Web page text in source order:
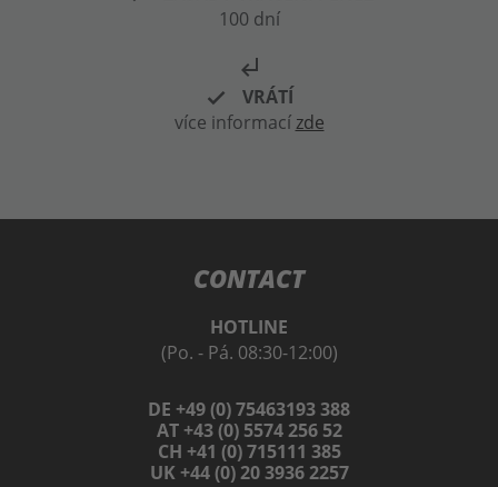
100 dní
subdirectory_arrow_left
VRÁTÍ
více informacízde
CONTACT
HOTLINE
(Po. - Pá. 08:30-12:00)
DE +49 (0) 75463193 388
AT +43 (0) 5574 256 52
CH +41 (0) 715111 385
UK +44 (0) 20 3936 2257